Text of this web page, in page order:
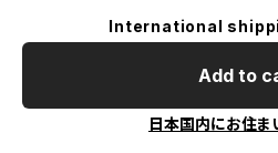
International
Add to
日本国内にお住ま